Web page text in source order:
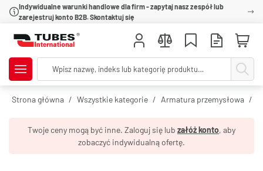
Indywidualne warunki handlowe dla firm - zapytaj nasz zespół lub
zarejestruj konto B2B. Skontaktuj się
Strona główna Wszystkie kategorie Armatura przemysłowa
Twoje ceny mogą być inne. Zaloguj się lub załóż konto, aby
zobaczyć indywidualną ofertę.